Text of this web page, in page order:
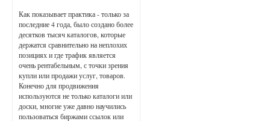
Как показывает практика - только за
последние 4 года, было создано более
десятков тысяч каталогов, которые
держатся сравнительно на неплохих
позициях и где трафик является
очень рентабельным, с точки зрения
купли или продажи услуг, товаров.
Конечно для продвижения
используются не только каталоги или
доски, многие уже давно научились
пользоваться биржами ссылок или